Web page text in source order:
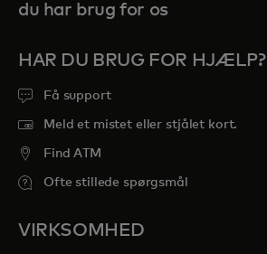
du har brug for os
HAR DU BRUG FOR HJÆLP?
Få support
Meld et mistet eller stjålet kort.
Find ATM
Ofte stillede spørgsmål
VIRKSOMHED